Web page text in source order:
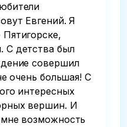
Евгений. Я
С детства был
совершил
очень большая! С
интересных
вершин. И
возможность